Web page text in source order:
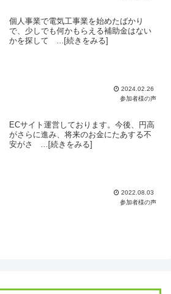
個人事業で電気工事業を始めたばかり
で、少しでも何かもらえる補助金はない
かを探して ...[続きをみる]
2024.02.26
参加者様の声
ECサイト運営しております。今後、円高
がさらに進み、将来のお金にたあする不
安がさ ...[続きをみる]
2022.08.03
参加者様の声